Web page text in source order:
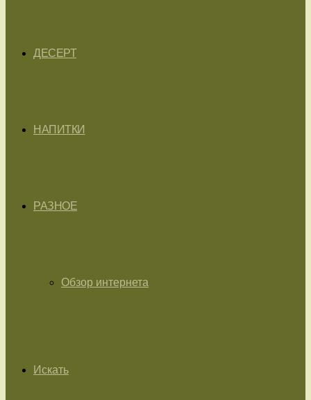
ДЕСЕРТ
НАПИТКИ
РАЗНОЕ
Обзор интернета
Искать